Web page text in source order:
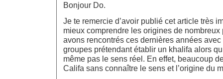
Bonjour Do.
Je te remercie d’avoir publié cet article très
mieux comprendre les origines de
avons rencontrés ces dernières années
groupes prétendant établir un khalifa alors
même pas le sens réel. En effet, beaucoup
Califa sans connaître le sens et l’origine du